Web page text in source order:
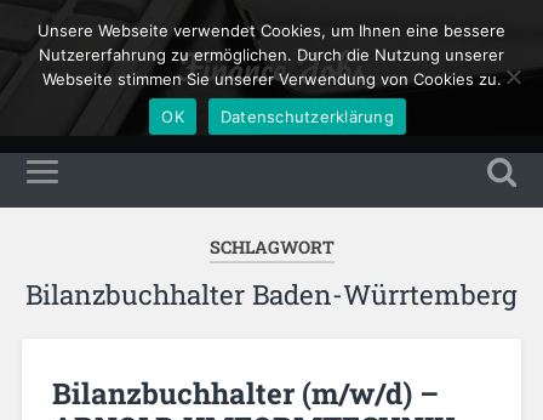
Finance Jobs
SCHLAGWORT
Bilanzbuchhalter Baden-Würrtemberg
Bilanzbuchhalter (m/w/d) –
Unsere Webseite verwendet Cookies, um Ihnen eine bessere
Nutzererfahrung zu ermöglichen. Durch die Nutzung unserer
Webseite stimmen Sie unserer Verwendung von Cookies zu.
OK
Datenschutzerklärung